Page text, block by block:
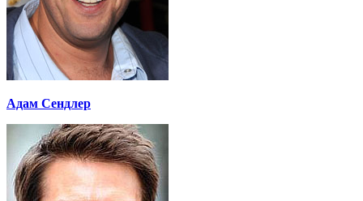
Адам Сендлер